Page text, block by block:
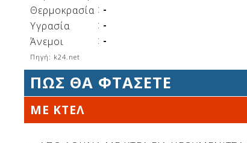
Θερμοκρασία : -
Υγρασία
: -
Άνεμοι
: -
Πηγή: k24.net
ΠΩΣ ΘΑ ΦΤΑΣΕΤΕ
ΜΕ ΚΤΕΛ